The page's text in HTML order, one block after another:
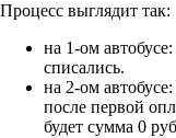
Процесс выглядит так:
на 1-ом
списались.
на 2-ом
после первой
будет сумма 0